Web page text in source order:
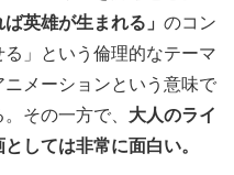
英雄が生まれる」 のコン
」という倫理的なテーマ
メーションという意味で
その一方で、 大人のライ
しては非常に面白い。